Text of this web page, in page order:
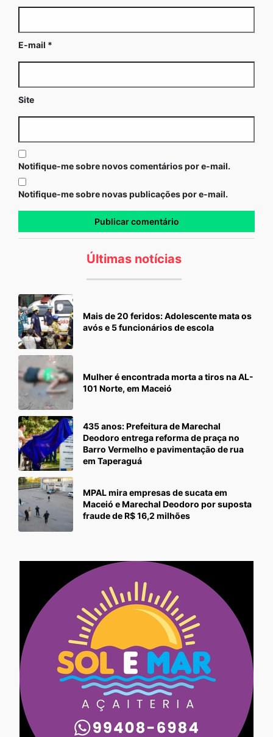
E-mail *
Site
Notifique-me sobre novos comentários por e-mail.
Notifique-me sobre novas publicações por e-mail.
Últimas notícias
Mais de 20 feridos: Adolescente mata os
avós e 5 funcionários de escola
Mulher é encontrada morta a tiros na AL-
101 Norte, em Maceió
435 anos: Prefeitura de Marechal
Deodoro entrega reforma de praça no
Barro Vermelho e pavimentação de rua
em Taperaguá
MPAL mira empresas de sucata em
Maceió e Marechal Deodoro por suposta
fraude de R$ 16,2 milhões